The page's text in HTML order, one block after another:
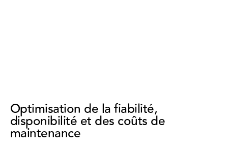
Optimisation de la fiabilité,
disponibilité et des coûts de
maintenance